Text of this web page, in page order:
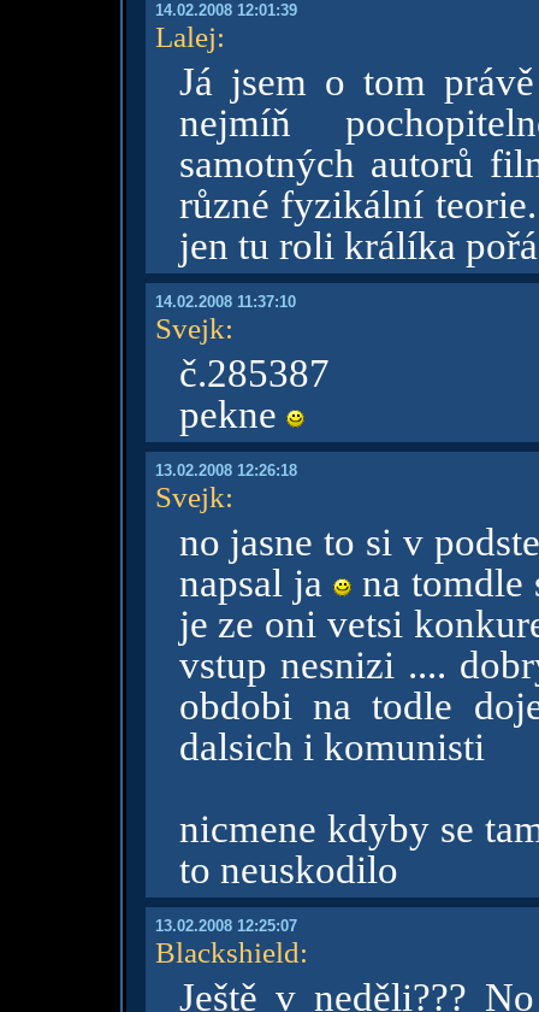
14.02.2008 12:01:39
Lalej:
Já jsem o tom
nejmíň
samotných autorů
různé fyzikální
jen tu roli králíka
14.02.2008 11:37:10
Svejk:
č.285387
pekne
13.02.2008 12:26:18
Svejk:
no jasne to si v
napsal ja
na tomdle
je ze oni vetsi
vstup nesnizi ....
obdobi na todle
dalsich i komunisti
nicmene kdyby se
to neuskodilo
13.02.2008 12:25:07
Blackshield:
Ještě v neděli???